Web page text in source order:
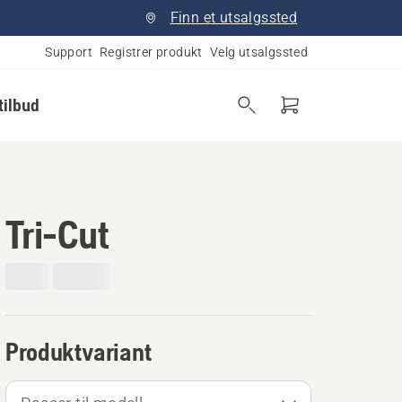
Finn et utsalgssted
Support Registrer produkt Velg utsalgssted
Tri-Cut
Produktvariant